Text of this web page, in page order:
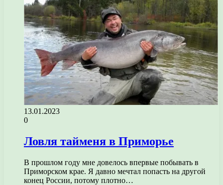
13.01.2023
0
Ловля тайменя в Приморье
В прошлом году мне довелось впервые побывать в
Приморском крае. Я давно мечтал попасть на другой
конец России, потому плотно…